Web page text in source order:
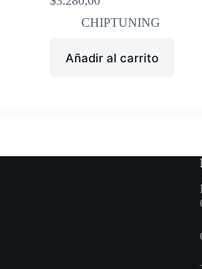
CHIPTUNING
Añadir al carrito